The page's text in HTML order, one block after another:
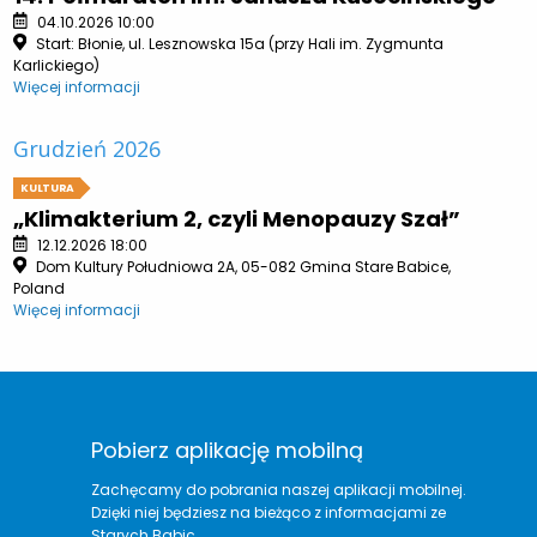
04.10.2026 10:00
Start: Błonie, ul. Lesznowska 15a (przy Hali im. Zygmunta
Karlickiego)
Więcej informacji
Grudzień 2026
KULTURA
„Klimakterium 2, czyli Menopauzy Szał”
12.12.2026 18:00
Dom Kultury Południowa 2A, 05-082 Gmina Stare Babice,
Poland
Więcej informacji
Pobierz aplikację mobilną
Zachęcamy do pobrania naszej aplikacji mobilnej.
Dzięki niej będziesz na bieżąco z informacjami ze